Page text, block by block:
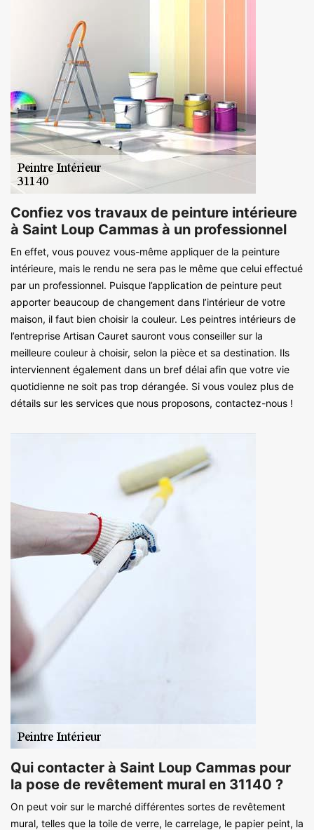
Confiez vos travaux de peinture intérieure
à Saint Loup Cammas à un professionnel
En effet, vous pouvez vous-même appliquer de la peinture
intérieure, mais le rendu ne sera pas le même que celui effectué
par un professionnel. Puisque l’application de peinture peut
apporter beaucoup de changement dans l’intérieur de votre
maison, il faut bien choisir la couleur. Les peintres intérieurs de
l’entreprise Artisan Cauret sauront vous conseiller sur la
meilleure couleur à choisir, selon la pièce et sa destination. Ils
interviennent également dans un bref délai afin que votre vie
quotidienne ne soit pas trop dérangée. Si vous voulez plus de
détails sur les services que nous proposons, contactez-nous !
Qui contacter à Saint Loup Cammas pour
la pose de revêtement mural en 31140 ?
On peut voir sur le marché différentes sortes de revêtement
mural, telles que la toile de verre, le carrelage, le papier peint, la